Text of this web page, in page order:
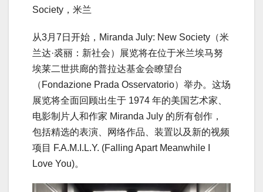
Society，米兰
从3月7日开始，Miranda July: New Society（米
兰达·裘丽：新社会）展览将在位于米兰埃马努
埃莱二世拱廊的普拉达基金会瞭望台
（Fondazione Prada Osservatorio）举办。这场
展览将全面回顾出生于 1974 年的美国艺术家、
电影制片人和作家 Miranda July 的所有创作，
包括精选的表演、网络作品、装置以及新的视频
项目 F.A.M.I.L.Y. (Falling Apart Meanwhile I
Love You)。